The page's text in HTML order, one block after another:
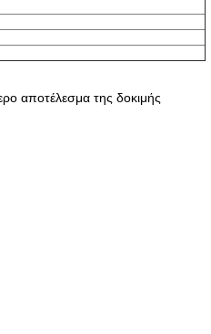
αποτέλεσμα της δοκιμής